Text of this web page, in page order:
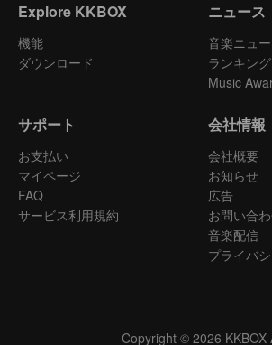
Explore KKBOX
機能
ダウンロード
ニュース
音楽ニュ
ランキング
Music
サポート
お支払い
マイページ
FAQ
サービス利用規約
会社情報
会社概要
お知らせ
広告
お問い合
音楽配信
プライバ
Copyright © 2026 KKBOX